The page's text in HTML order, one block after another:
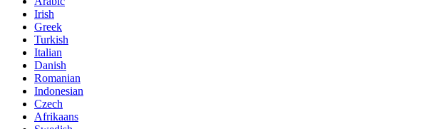
Irish
Greek
Turkish
Italian
Danish
Romanian
Indonesian
Czech
Afrikaans